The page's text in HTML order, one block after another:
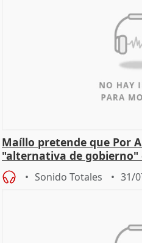
Maíllo pretende que Por
"alternativa de gobierno"
oposición
Sonido Totales 31/